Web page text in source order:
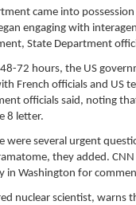
came into
engaging with
State Department
72 hours, the US
French officials and US
officials said, noting
8 letter.
were several urgent
they added.
in Washington for
nuclear scientist, warns